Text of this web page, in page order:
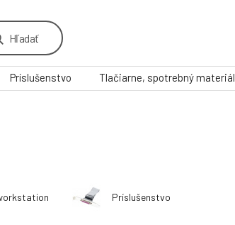
Hľadať
Príslušenstvo Tlačiarne, spotrebný materiál
Príslušenstvo